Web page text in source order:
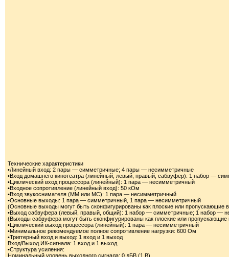
Технические характеристики
•Линейный вход: 2 пары — симметричные; 4 пары — несимметричные
•Вход домашнего кинотеатра (линейный, левый, правый, сабвуфер): 1 набор —
•Циклический вход процессора (линейный): 1 пара — несимметричный
•Входное сопротивление (линейный вход): 50 кОм
•Вход звукоснимателя (ММ или МС): 1 пара — несимметричный
•Основные выходы: 1 пара — симметричный, 1 пара — несимметричный
(Основные выходы могут быть сконфигурированы как плоские или пропускающие
•Выход сабвуфера (левый, правый, общий): 1 набор — симметричные; 1 набор —
(Выходы сабвуфера могут быть сконфигурированы как плоские или пропускающие
•Циклический выход процессора (линейный): 1 пара — несимметричный
•Минимальное рекомендуемое полное сопротивление нагрузки: 600 Ом
•Триггерный вход и выход: 1 вход и 1 выход
Вход/Выход ИК-сигнала: 1 вход и 1 выход
•Структура усиления:
Номинальный уровень выходного сигнала: 0 дБВ (1 В)